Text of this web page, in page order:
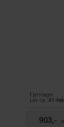
Fjernlager
Lev. ca.: 01-feb
903,-